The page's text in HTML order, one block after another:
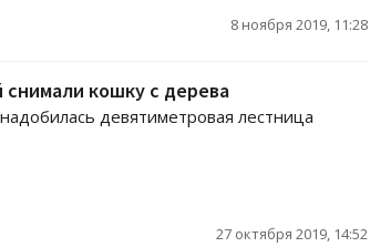
8 ноября 2019, 11:28
кошку с дерева
девятиметровая лестница
27 октября 2019, 14:52